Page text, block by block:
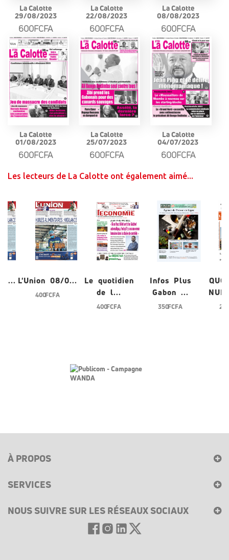
La Calotte
29/08/2023
600FCFA
La Calotte
22/08/2023
600FCFA
La Calotte
08/08/2023
600FCFA
La Calotte
01/08/2023
600FCFA
La Calotte
25/07/2023
600FCFA
La Calotte
04/07/2023
600FCFA
Les lecteurs de La Calotte ont également aimé...
0... L'Union 08/0...
400 FCFA
Le quotidien
de l...
400 FCFA
Infos Plus
Gabon ...
350 FCFA
À PROPOS
SERVICES
NOUS SUIVRE SUR LES RÉSEAUX SOCIAUX